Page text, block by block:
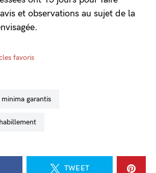
et observations au sujet de la
favoris
minima garantis
TWEET